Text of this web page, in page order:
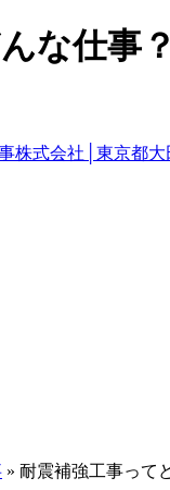
な仕事
» 耐震補強工事って